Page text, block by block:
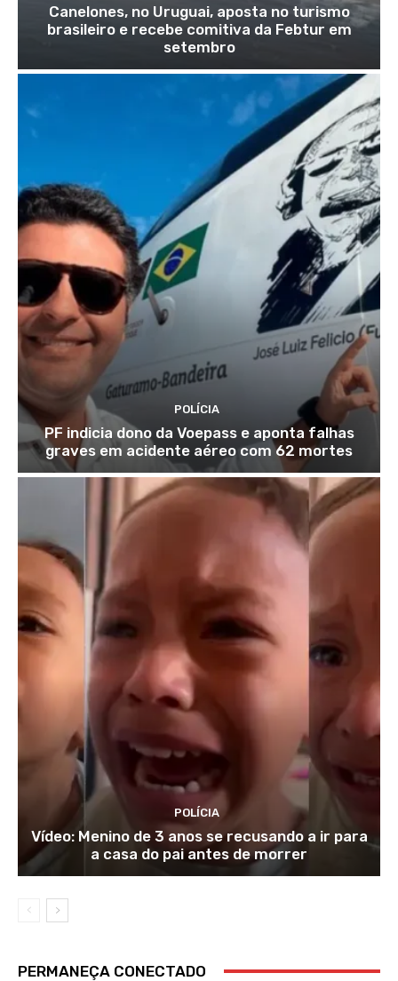
Canelones, no Uruguai, aposta no turismo
brasileiro e recebe comitiva da Febtur em
setembro
POLÍCIA
PF indicia dono da Voepass e aponta falhas
graves em acidente aéreo com 62 mortes
POLÍCIA
Vídeo: Menino de 3 anos se recusando a ir para
a casa do pai antes de morrer
PERMANEÇA CONECTADO